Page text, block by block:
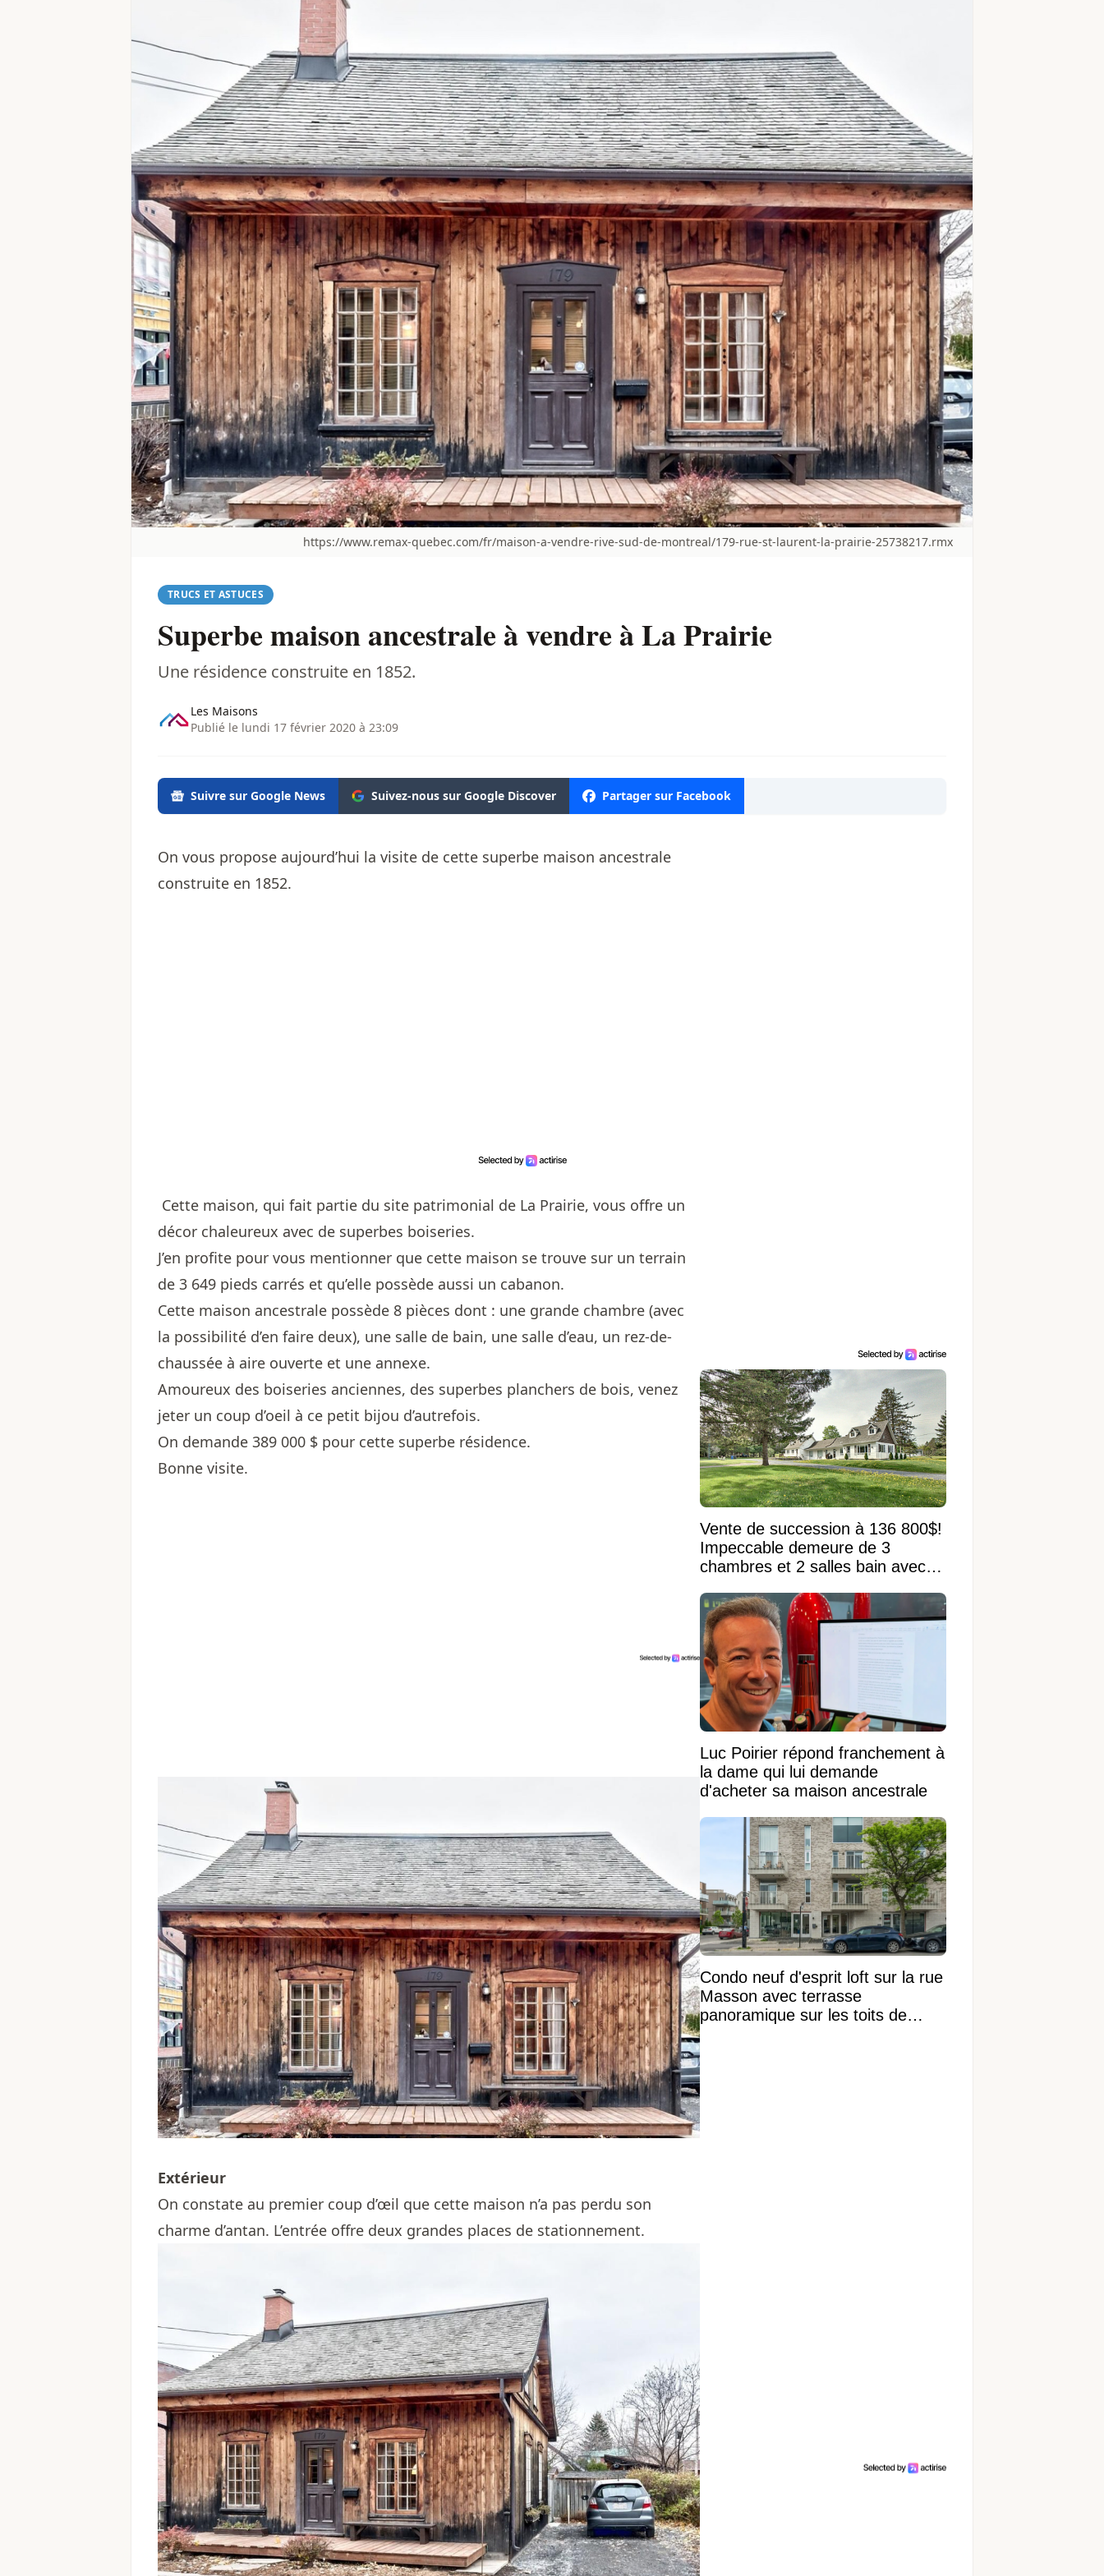
https://www.remax-quebec.com/fr/maison-a-vendre-rive-sud-de-montreal/179-rue-st-laurent-la-prairie-25738217.rmx
TRUCS ET ASTUCES
Superbe maison ancestrale à vendre à La Prairie
Une résidence construite en 1852.
Les Maisons
Publié le lundi 17 février 2020 à 23:09
Suivre sur Google News Suivez-nous sur Google Discover Partager sur Facebook
On vous propose aujourd’hui la visite de cette superbe maison ancestrale
construite en 1852.
Cette maison, qui fait partie du site patrimonial de La Prairie, vous offre un
décor chaleureux avec de superbes boiseries.
J’en profite pour vous mentionner que cette maison se trouve sur un terrain
de 3 649 pieds carrés et qu’elle possède aussi un cabanon.
Cette maison ancestrale possède 8 pièces dont : une grande chambre (avec
la possibilité d’en faire deux), une salle de bain, une salle d’eau, un rez-de-
chaussée à aire ouverte et une annexe.
Amoureux des boiseries anciennes, des superbes planchers de bois, venez
jeter un coup d’oeil à ce petit bijou d’autrefois.
On demande 389 000 $ pour cette superbe résidence.
Bonne visite.
Extérieur
On constate au premier coup d’œil que cette maison n’a pas perdu son
charme d’antan. L’entrée offre deux grandes places de stationnement.
Vente de succession à 136 800$!
Impeccable demeure de 3
chambres et 2 salles bain avec
Luc Poirier répond franchement à
la dame qui lui demande
d'acheter sa maison ancestrale
Condo neuf d'esprit loft sur la rue
Masson avec terrasse
panoramique sur les toits de